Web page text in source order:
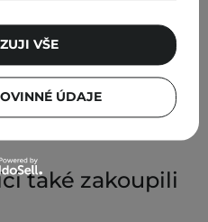
Kč
také zakoupili
ÚDAJE
VŠE